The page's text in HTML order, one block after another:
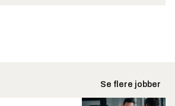
Se flere jobber